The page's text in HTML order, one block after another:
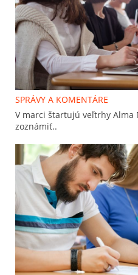
SPRÁVY A KOMENTÁRE
V marci štartujú veľtrhy Alma
zoznámiť..